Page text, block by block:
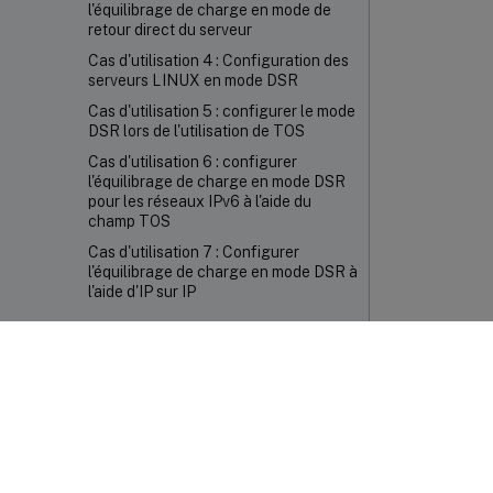
l'équilibrage de charge en mode de
retour direct du serveur
Cas d'utilisation 4 : Configuration des
serveurs LINUX en mode DSR
Cas d'utilisation 5 : configurer le mode
DSR lors de l'utilisation de TOS
Cas d'utilisation 6 : configurer
l'équilibrage de charge en mode DSR
pour les réseaux IPv6 à l'aide du
champ TOS
Cas d'utilisation 7 : Configurer
l'équilibrage de charge en mode DSR à
l'aide d'IP sur IP
Cas d'utilisation 8 : Configurer